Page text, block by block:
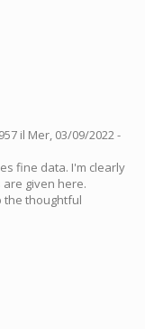
il Mer, 03/09/2022 -
fine data. I'm clearly
given here.
the thoughtful